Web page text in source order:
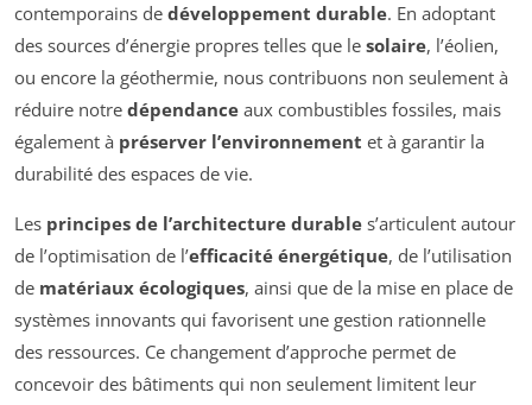
contemporains de développement durable. En adoptant
des sources d’énergie propres telles que le solaire, l’éolien,
ou encore la géothermie, nous contribuons non seulement à
réduire notre dépendance aux combustibles fossiles, mais
également à préserver l’environnement et à garantir la
durabilité des espaces de vie.
Les principes de l’architecture durable s’articulent autour
de l’optimisation de l’efficacité énergétique, de l’utilisation
de matériaux écologiques, ainsi que de la mise en place de
systèmes innovants qui favorisent une gestion rationnelle
des ressources. Ce changement d’approche permet de
concevoir des bâtiments qui non seulement limitent leur